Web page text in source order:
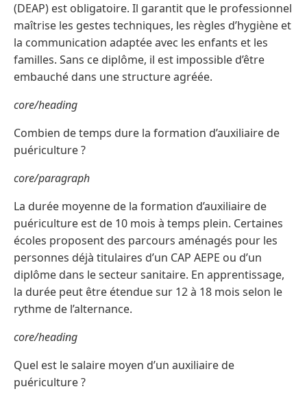
(DEAP) est obligatoire. Il garantit que le professionnel
maîtrise les gestes techniques, les règles d’hygiène et
la communication adaptée avec les enfants et les
familles. Sans ce diplôme, il est impossible d’être
embauché dans une structure agréée.
core/heading
Combien de temps dure la formation d’auxiliaire de
puériculture ?
core/paragraph
La durée moyenne de la formation d’auxiliaire de
puériculture est de 10 mois à temps plein. Certaines
écoles proposent des parcours aménagés pour les
personnes déjà titulaires d’un CAP AEPE ou d’un
diplôme dans le secteur sanitaire. En apprentissage,
la durée peut être étendue sur 12 à 18 mois selon le
rythme de l’alternance.
core/heading
Quel est le salaire moyen d’un auxiliaire de
puériculture ?